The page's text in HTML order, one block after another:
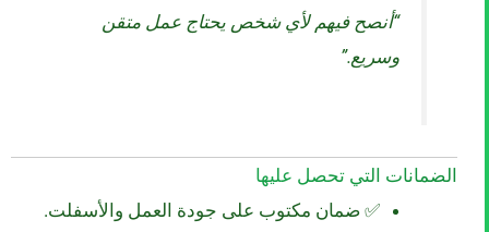
“أنصح فيهم لأي شخص يحتاج عمل متقن
وسريع.”
الضمانات التي تحصل عليها
✅ ضمان مكتوب على جودة العمل والأسفلت.